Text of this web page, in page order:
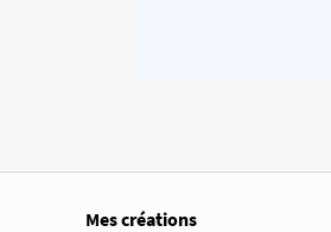
Mes créations